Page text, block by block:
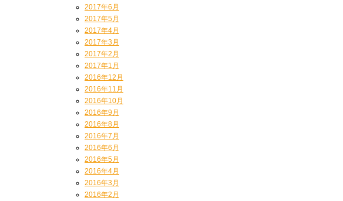
2017年6月
2017年5月
2017年4月
2017年3月
2017年2月
2017年1月
2016年12月
2016年11月
2016年10月
2016年9月
2016年8月
2016年7月
2016年6月
2016年5月
2016年4月
2016年3月
2016年2月